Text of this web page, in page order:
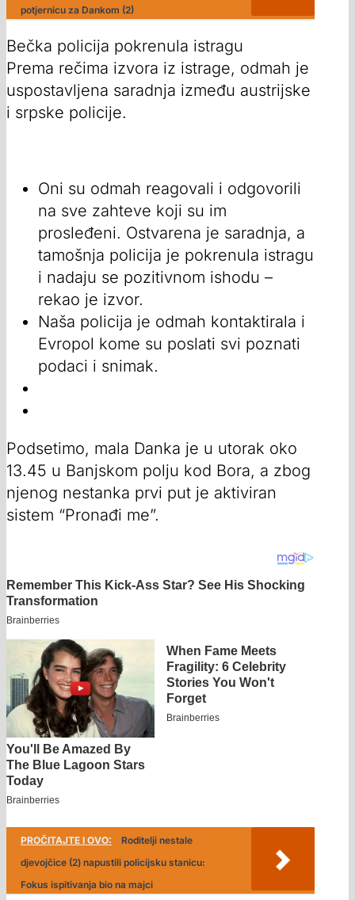
potjernicu za Dankom (2)
Bečka policija pokrenula istragu
Prema rečima izvora iz istrage, odmah je
uspostavljena saradnja između austrijske
i srpske policije.
Oni su odmah reagovali i odgovorili
na sve zahteve koji su im
prosleđeni. Ostvarena je saradnja, a
tamošnja policija je pokrenula istragu
i nadaju se pozitivnom ishodu –
rekao je izvor.
Naša policija je odmah kontaktirala i
Evropol kome su poslati svi poznati
podaci i snimak.
Podsetimo, mala Danka je u utorak oko
13.45 u Banjskom polju kod Bora, a zbog
njenog nestanka prvi put je aktiviran
sistem “Pronađi me”.
PROČITAJTE I OVO:
Roditelji nestale
djevojčice (2) napustili policijsku stanicu:
Fokus ispitivanja bio na majci